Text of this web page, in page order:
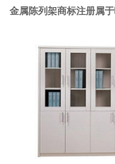
机械商标注册
家居商标注册
家具商标注册
家电商标注册
于哪一类？
金属陈列架商标注册属